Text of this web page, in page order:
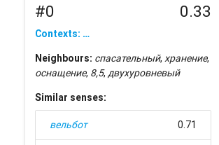
#0 0.33
Contexts: …
Neighbours: спасательный,хранение,
оснащение, 8,5,двухуровневый
Similar senses:
вельбот 0.71